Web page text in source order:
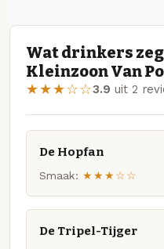
Wat drinkers
Kleinzoon Van
★★★☆☆3.9 uit 2
De Hopfan
Smaak: ★★★☆☆
De Tripel-Tijger